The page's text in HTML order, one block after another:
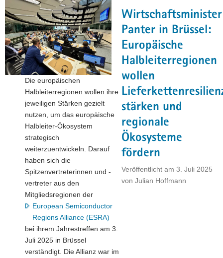
sieht
große
Chancen
für
den
Technologiestandort"
Wirtschaftsminister
Panter in Brüssel:
Europäische
Halbleiterregionen
wollen
stärken und
regionale
Ökosysteme
fördern
Veröffentlicht am 3. Juli 2025
von Julian Hoffmann
Die europäischen
Halbleiterregionen wollen ihre
jeweiligen Stärken gezielt
nutzen, um das europäische
Halbleiter-Ökosystem
strategisch
weiterzuentwickeln. Darauf
haben sich die
Spitzenvertreterinnen und -
vertreter aus den
Mitgliedsregionen der
European Semiconductor
Regions Alliance (ESRA)
bei ihrem Jahrestreffen am 3.
Juli 2025 in Brüssel
verständigt. Die Allianz war im